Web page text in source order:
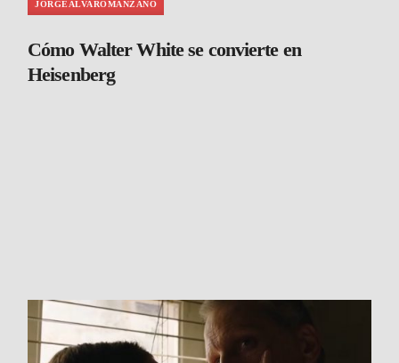
JORGEALVAROMANZANO
Cómo Walter White se convierte en
Heisenberg